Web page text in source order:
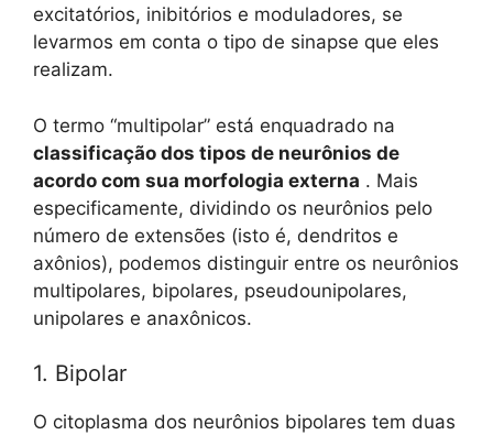
excitatórios, inibitórios e moduladores, se
levarmos em conta o tipo de sinapse que eles
realizam.
O termo “multipolar” está enquadrado na
classificação dos tipos de neurônios de
acordo com sua morfologia externa . Mais
especificamente, dividindo os neurônios pelo
número de extensões (isto é, dendritos e
axônios), podemos distinguir entre os neurônios
multipolares, bipolares, pseudounipolares,
unipolares e anaxônicos.
1. Bipolar
O citoplasma dos neurônios bipolares tem duas